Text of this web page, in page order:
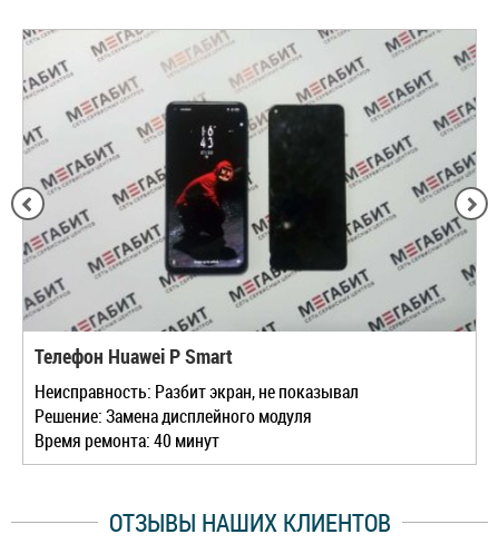
Телефон Huawei P Smart
Неисправность: Разбит экран, не показывал
Решение: Замена дисплейного модуля
Время ремонта: 40 минут
ОТЗЫВЫ НАШИХ КЛИЕНТОВ